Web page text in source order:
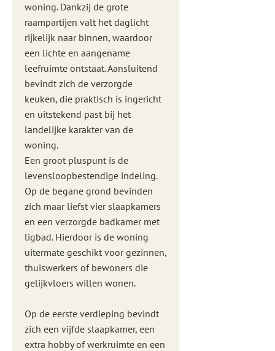
woning. Dankzij de grote
raampartijen valt het daglicht
rijkelijk naar binnen, waardoor
een lichte en aangename
leefruimte ontstaat. Aansluitend
bevindt zich de verzorgde
keuken, die praktisch is ingericht
en uitstekend past bij het
landelijke karakter van de
woning.
Een groot pluspunt is de
levensloopbestendige indeling.
Op de begane grond bevinden
zich maar liefst vier slaapkamers
en een verzorgde badkamer met
ligbad. Hierdoor is de woning
uitermate geschikt voor gezinnen,
thuiswerkers of bewoners die
gelijkvloers willen wonen.
Op de eerste verdieping bevindt
zich een vijfde slaapkamer, een
extra hobby of werkruimte en een